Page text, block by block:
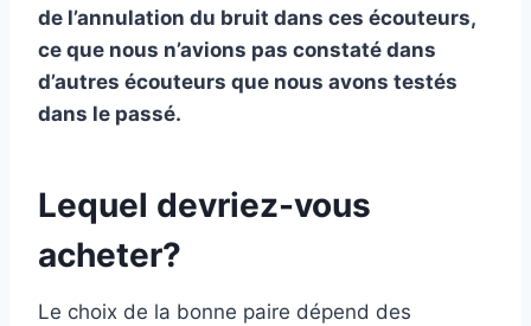
de l’annulation du bruit dans ces écouteurs,
ce que nous n’avions pas constaté dans
d’autres écouteurs que nous avons testés
dans le passé.
Lequel devriez-vous
acheter?
Le choix de la bonne paire dépend des